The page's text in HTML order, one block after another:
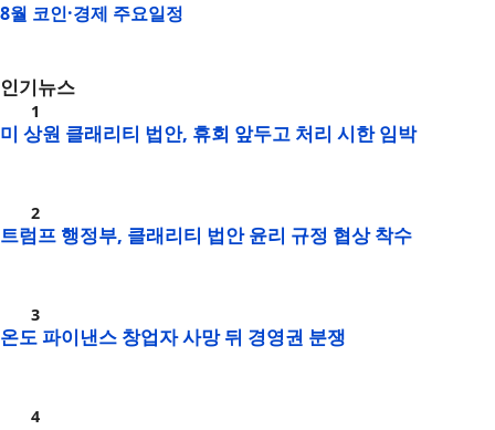
8월 코인·경제 주요일정
인기뉴스
미 상원 클래리티 법안, 휴회 앞두고 처리 시한 임박
트럼프 행정부, 클래리티 법안 윤리 규정 협상 착수
온도 파이낸스 창업자 사망 뒤 경영권 분쟁